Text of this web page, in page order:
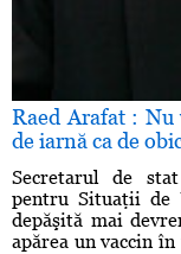
Raed Arafat : Nu
de iarnă ca de
Secretarul de
pentru Situaţii de
depăşită mai
apărea un vaccin